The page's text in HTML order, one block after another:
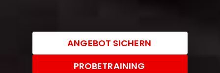
ANGEBOT SICHERN
PROBETRAINING